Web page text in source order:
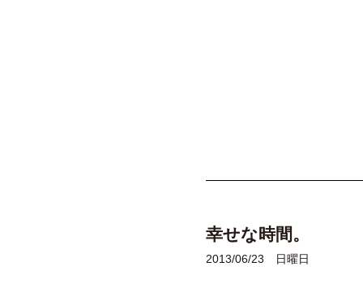
幸せな時間。
2013/06/23 日曜日